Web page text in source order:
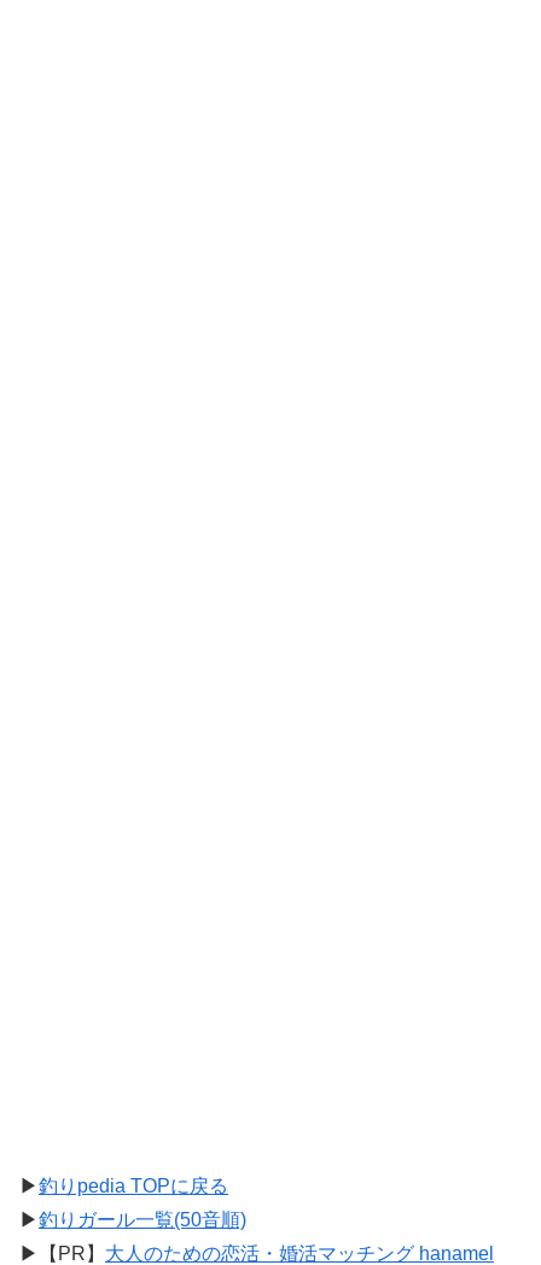
▶釣りpedia TOPに戻る
▶釣りガール一覧(50音順)
▶【PR】 大人のための恋活・婚活マッチング hanamel